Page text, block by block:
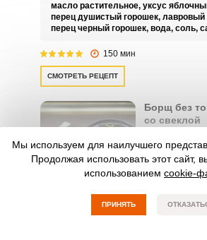
масло растительное, уксус
перец душистый горошек, лавровый
перец черный горошек, вода, соль,
150 мин
СМОТРЕТЬ РЕЦЕПТ
Борщ без
со свеклой
свеклой – это
нашей семье.
мы пришли к
говядина,капуста
морковь, лук репчатый,
Мы используем для наилучшего
Продолжая использовать этот сайт,
использованием cookie-
ПРИНЯТЬ